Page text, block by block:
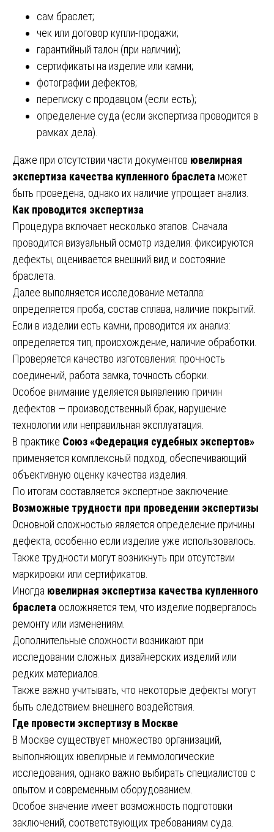
сам браслет;
чек или договор купли-продажи;
гарантийный талон (при наличии);
сертификаты на изделие или камни;
фотографии дефектов;
переписку с продавцом (если есть);
определение суда (если экспертиза проводится в
рамках дела).
Даже при отсутствии части документов ювелирная
экспертиза качества купленного браслета может
быть проведена, однако их наличие упрощает анализ.
Как проводится экспертиза
Процедура включает несколько этапов. Сначала
проводится визуальный осмотр изделия: фиксируются
дефекты, оценивается внешний вид и состояние
браслета.
Далее выполняется исследование металла:
определяется проба, состав сплава, наличие покрытий.
Если в изделии есть камни, проводится их анализ:
определяется тип, происхождение, наличие обработки.
Проверяется качество изготовления: прочность
соединений, работа замка, точность сборки.
Особое внимание уделяется выявлению причин
дефектов — производственный брак, нарушение
технологии или неправильная эксплуатация.
В практике Союз «Федерация судебных экспертов»
применяется комплексный подход, обеспечивающий
объективную оценку качества изделия.
По итогам составляется экспертное заключение.
Возможные трудности при проведении экспертизы
Основной сложностью является определение причины
дефекта, особенно если изделие уже использовалось.
Также трудности могут возникнуть при отсутствии
маркировки или сертификатов.
Иногда ювелирная экспертиза качества купленного
браслета осложняется тем, что изделие подвергалось
ремонту или изменениям.
Дополнительные сложности возникают при
исследовании сложных дизайнерских изделий или
редких материалов.
Также важно учитывать, что некоторые дефекты могут
быть следствием внешнего воздействия.
Где провести экспертизу в Москве
В Москве существует множество организаций,
выполняющих ювелирные и геммологические
исследования, однако важно выбирать специалистов с
опытом и современным оборудованием.
Особое значение имеет возможность подготовки
заключений, соответствующих требованиям суда.